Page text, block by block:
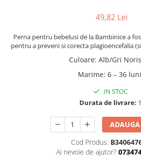
49,82 Lei
Perna pentru bebelusi de la Bambinice a
pentru a preveni si corecta plagioencefalia
Culoare: Alb/Gri
Marime: 6 – 36 luni
IN STOC
Durata de livrare: 1
Cod Produs:
Ai nevoie de ajutor?